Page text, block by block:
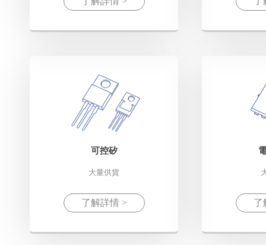
可控矽
大量供貨
了解詳情 > 了